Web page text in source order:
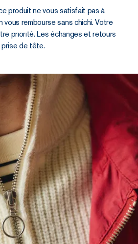
produit ne vous satisfait pas à
vous rembourse sans chichi. Votre
priorité. Les échanges et retours
de tête.